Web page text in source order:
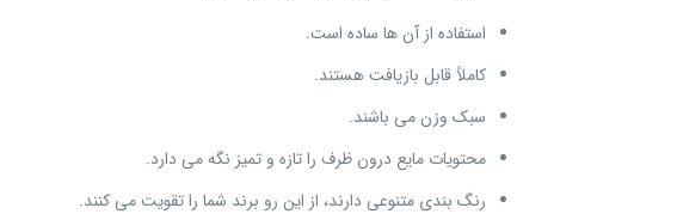
استفاده از آن ها ساده است.
کاملاً قابل بازیافت هستند.
سبک وزن می باشند.
محتویات مایع درون ظرف را تازه و تمیز نگه می دارد.
رنگ بندی متنوعی دارند، از این رو برند شما را تقویت می کنند.